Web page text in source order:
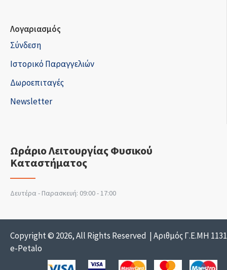
Λογαριασμός
Σύνδεση
Ιστορικό Παραγγελιών
Δωροεπιταγές
Newsletter
Ωράριο Λειτουργίας Φυσικού
Καταστήματος
Δευτέρα - Παρασκευή: 09:00 - 17:00
Copyright © 2026, All Rights Reserved | Αριθμός Γ.Ε.ΜΗ
e-Petalo